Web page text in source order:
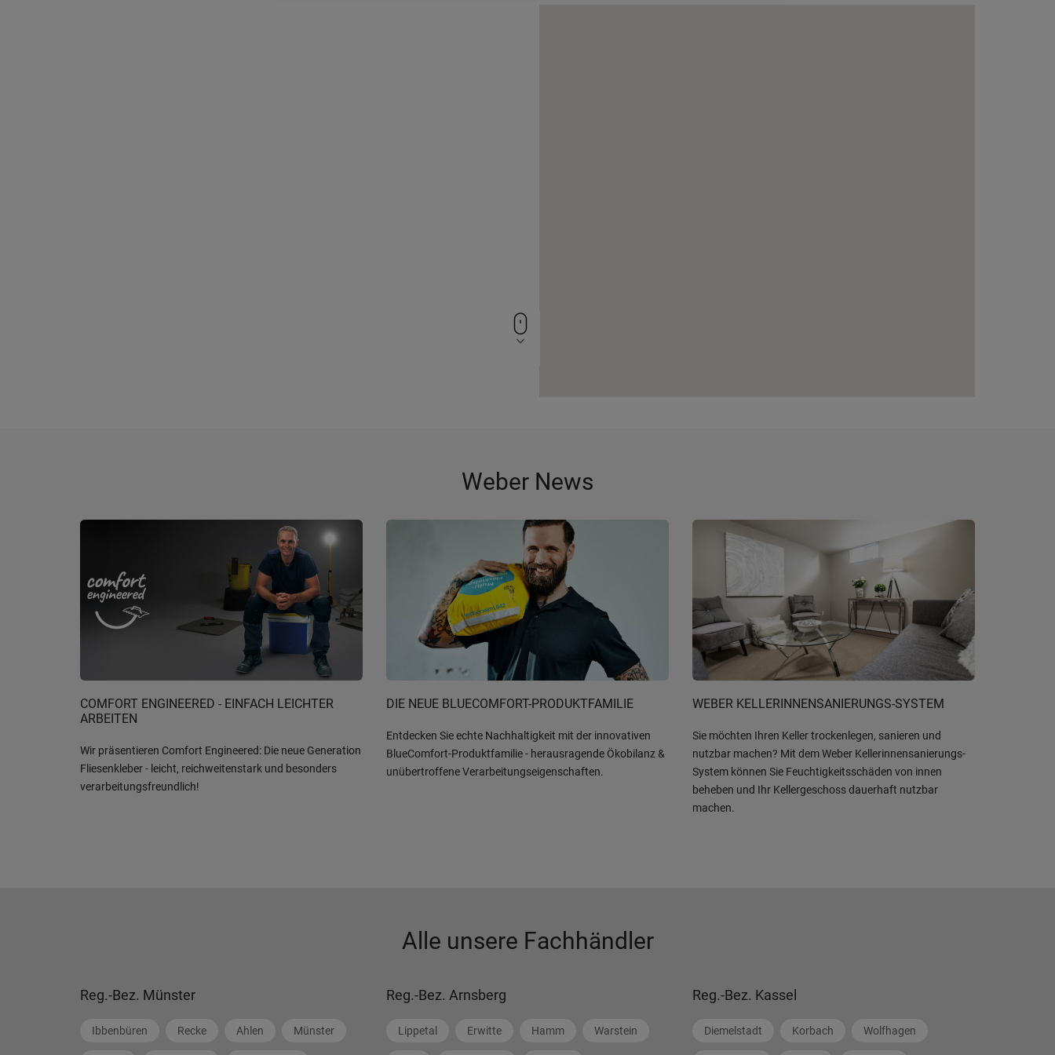
Weber News
COMFORT ENGINEERED - EINFACH LEICHTER
ARBEITEN
Wir präsentieren Comfort Engineered: Die neue Generation
Fliesenkleber - leicht, reichweitenstark und besonders
verarbeitungsfreundlich!
DIE NEUE BLUECOMFORT-PRODUKTFAMILIE
Entdecken Sie echte Nachhaltigkeit mit der innovativen
BlueComfort-Produktfamilie - herausragende Ökobilanz &
unübertroffene Verarbeitungseigenschaften.
WEBER KELLERINNENSANIERUNGS-SYSTEM
Sie möchten Ihren Keller trockenlegen, sanieren und
nutzbar machen? Mit dem Weber Kellerinnensanierungs-
System können Sie Feuchtigkeitsschäden von innen
beheben und Ihr Kellergeschoss dauerhaft nutzbar
machen.
Alle unsere Fachhändler
Reg.-Bez. Münster
Ibbenbüren Recke Ahlen Münster
Reg.-Bez. Arnsberg
Lippetal Erwitte Hamm Warstein
Reg.-Bez. Kassel
Diemelstadt Korbach Wolfhagen